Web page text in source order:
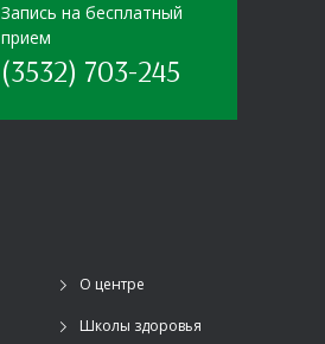
Запись на бесплатный
прием
(3532) 703-245
О центре
Школы здоровья